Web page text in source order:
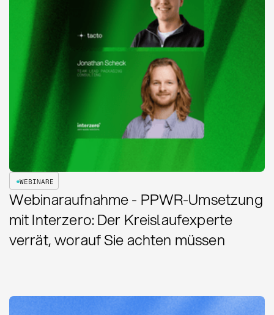
WEBINARE
Webinaraufnahme - PPWR-Umsetzung
mit Interzero: Der Kreislaufexperte
verrät, worauf Sie achten müssen